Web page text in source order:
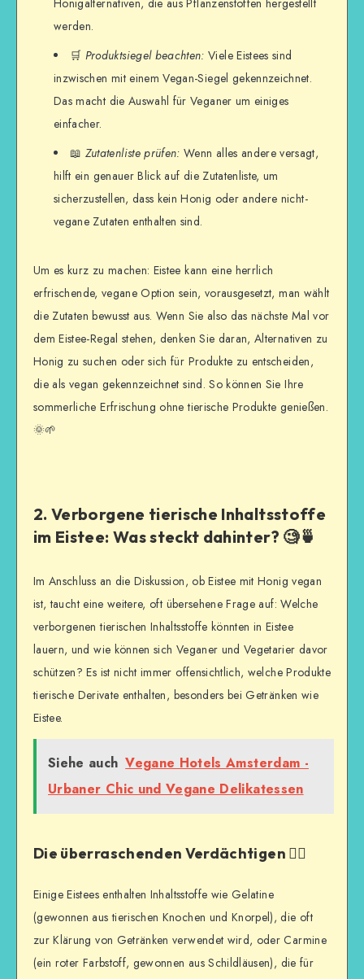
werden.
🛒 Produktsiegel beachten: Viele Eistees sind
inzwischen mit einem Vegan-Siegel gekennzeichnet.
Das macht die Auswahl für Veganer um einiges
einfacher.
📖 Zutatenliste prüfen: Wenn alles andere versagt,
hilft ein genauer Blick auf die Zutatenliste, um
sicherzustellen, dass kein Honig oder andere nicht-
vegane Zutaten enthalten sind.
Um es kurz zu machen: Eistee kann eine herrlich
erfrischende, vegane Option sein, vorausgesetzt, man wählt
die Zutaten bewusst aus. Wenn Sie also das nächste Mal vor
dem Eistee-Regal stehen, denken Sie daran, Alternativen zu
Honig zu suchen oder sich für Produkte zu entscheiden,
die als vegan gekennzeichnet sind. So können Sie Ihre
sommerliche Erfrischung ohne tierische Produkte genießen.
🌞🌱
2. Verborgene tierische Inhaltsstoffe
im Eistee: Was steckt dahinter? 🧐🍵
Im Anschluss an die Diskussion, ob Eistee mit Honig vegan
ist, taucht eine weitere, oft übersehene Frage auf: Welche
verborgenen tierischen Inhaltsstoffe könnten in Eistee
lauern, und wie können sich Veganer und Vegetarier davor
schützen? Es ist nicht immer offensichtlich, welche Produkte
tierische Derivate enthalten, besonders bei Getränken wie
Eistee.
Siehe auch Vegane Hotels Amsterdam -
Urbaner Chic und Vegane Delikatessen
Die überraschenden Verdächtigen 🕵️‍♂️
Einige Eistees enthalten Inhaltsstoffe wie Gelatine
(gewonnen aus tierischen Knochen und Knorpel), die oft
zur Klärung von Getränken verwendet wird, oder Carmine
(ein roter Farbstoff, gewonnen aus Schildläusen), die für